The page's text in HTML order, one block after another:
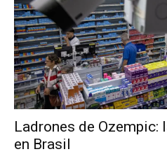
Ladrones de Ozempic:
en Brasil